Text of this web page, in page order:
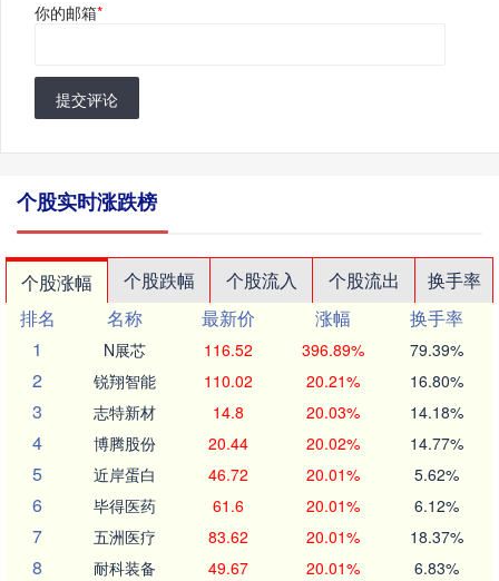
你的邮箱*
提交评论
个股实时涨跌榜
个股涨幅 个股跌幅 个股流入 个股流出
换手率
排名
名称 最新价 涨幅
换手率
1
N展芯 116.52 396.89% 79.39%
2 锐翔智能 110.02 20.21% 16.80%
3 志特新材 14.8 20.03% 14.18%
4 博腾股份 20.44 20.02% 14.77%
5 近岸蛋白 46.72 20.01% 5.62%
6 毕得医药 61.6 20.01% 6.12%
7 五洲医疗 83.62 20.01% 18.37%
8 耐科装备 49.67 20.01% 6.83%